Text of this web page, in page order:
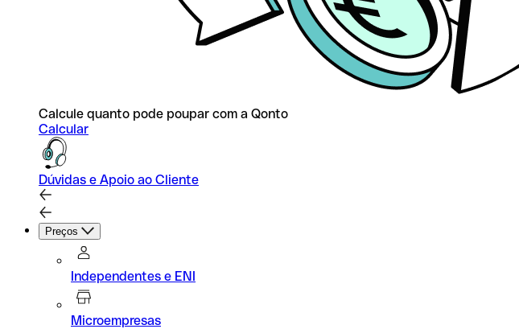
Calcule quanto pode poupar com a Qonto
Calcular
Dúvidas e Apoio ao Cliente
Preços
Independentes e ENI
Microempresas